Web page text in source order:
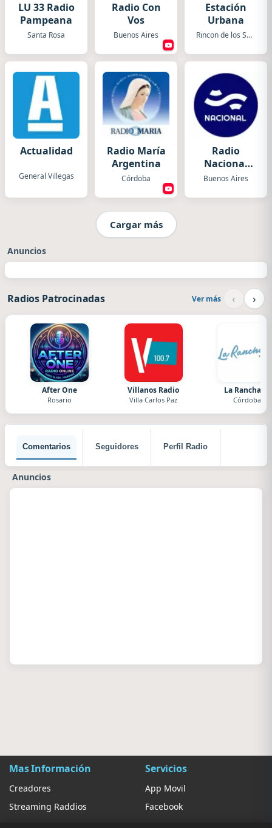
LU 33 Radio
Pampeana
Santa Rosa
Radio Con
Vos
Buenos Aires
Estación
Urbana
Rincon de los Sauces
Actualidad
General Villegas
Radio María
Argentina
Córdoba
Radio
Nacional
Folklórica
Buenos Aires
Cargar más
Anuncios
Radios Patrocinadas Ver más ‹ ›
After One
Rosario
Villanos Radio
Villa Carlos Paz
La Ranchada
Córdoba
Comentarios Seguidores Perfil Radio
Anuncios
Mas Información
Creadores
Streaming Raddios
Servicios
App Movil
Facebook